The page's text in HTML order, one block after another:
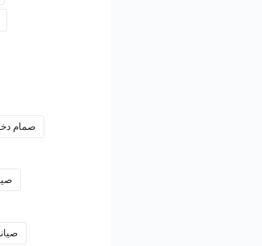
صمام